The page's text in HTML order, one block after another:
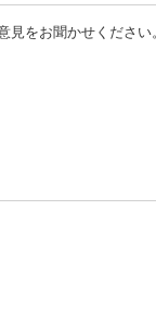
をお聞かせください